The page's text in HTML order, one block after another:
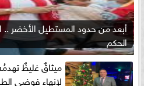
أبعد من حدود المستطيل الأخضر ..
الحكم
ميثاقٌ غليظٌ
لإنهاءِ فوضى